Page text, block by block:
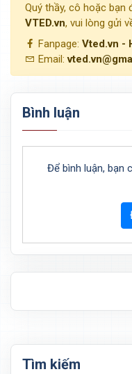
Quý thầy, cô hoặc
VTED.vn, vui lòng gửi
Fanpage: Vted.vn -
Email:
Bình luận
Để bình luận, bạn
Tìm kiếm